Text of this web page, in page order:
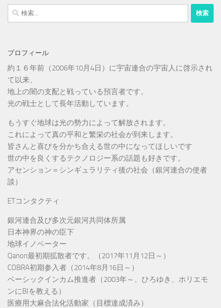
検
索:
プロフィール
約１６年前（2006年10月4日）に宇宙連合の宇宙人に啓示され
て以来、
地上の闇の支配と戦っている預言者です。
光の戦士として長年活動しています。
もうすぐ地球は光の勢力によって解放されます。
これによって真の平和と繁栄の社会が到来します。
皆さんと喜びを分かち合える世の中になってほしいです
世の中を良くするテクノロジー系の話題も好きです。
アセンション＝シンギュラリティ後の社会（銀河連合の使者
談）
ETコンタクティ
銀河連合及び多次元銀河共同体所属
日本神界の神の臣下
地球イノベーター
Qanon最初期拡散者です。（2017年11月12日～）
COBRA初期参入者（2014年8月16日～）
ベーシックインカム推進者（2003年～、ひろゆき、ホリエモ
ンにBIを教える）
医療用大麻合法化活動家（目標達成済み）